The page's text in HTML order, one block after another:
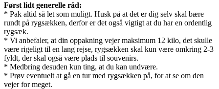
Først lidt generelle råd:
* Pak altid så let som muligt. Husk på at det er dig selv skal bære
rundt på rygsækken, derfor er det også vigtigt at du har en ordentlig
rygsæk.
* Vi anbefaler, at din oppakning vejer maksimum 12 kilo, det skulle
være rigeligt til en lang rejse, rygsækken skal kun være omkring 2-3
fyldt, der skal også være plads til souvenirs.
* Medbring desuden kun ting, at du kan undvære.
* Prøv eventuelt at gå en tur med rygsækken på, for at se om den
vejer for meget.